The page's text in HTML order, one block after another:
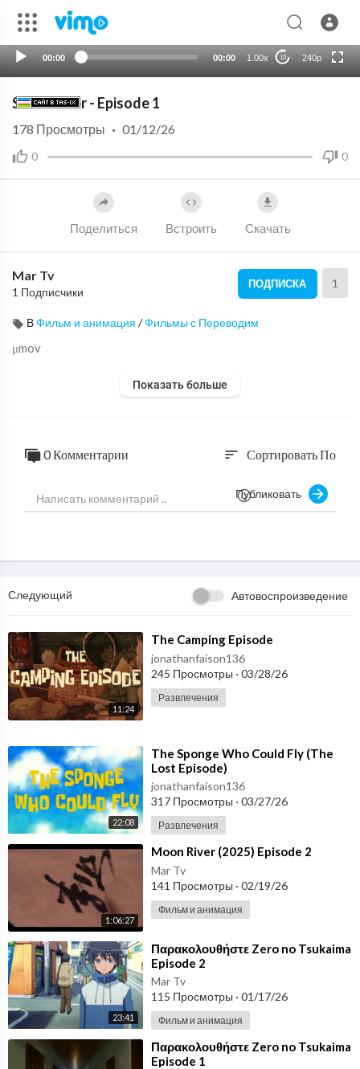
00:00 00:00 1.00x 10 240p
auto
Saber Rider - Episode 1
0 0
178 Просмотры · 01/12/26
Поделиться Встроить Скачать
Mar Tv
1 Подписчики
ПОДПИСКА 1
ВФильм и анимация /Фильмы с Переводим
μmov
Показать больше
0 Комментарии sort Сортировать По
Публиковать
Следующий Автовоспроизведение
11:24
⁣The Camping Episode
jonathanfaison136
245 Просмотры · 03/28/26
Развлечения
22:08
⁣The Sponge Who Could Fly (The
Lost Episode)
jonathanfaison136
317 Просмотры · 03/27/26
Развлечения
1:06:27
⁣Moon River (2025) Episode 2
Mar Tv
141 Просмотры · 02/19/26
Фильм и анимация
23:41
⁣Παρακολουθήστε Zero no Tsukaima
Episode 2
Mar Tv
115 Просмотры · 01/17/26
Фильм и анимация
⁣Παρακολουθήστε Zero no Tsukaima
Episode 1